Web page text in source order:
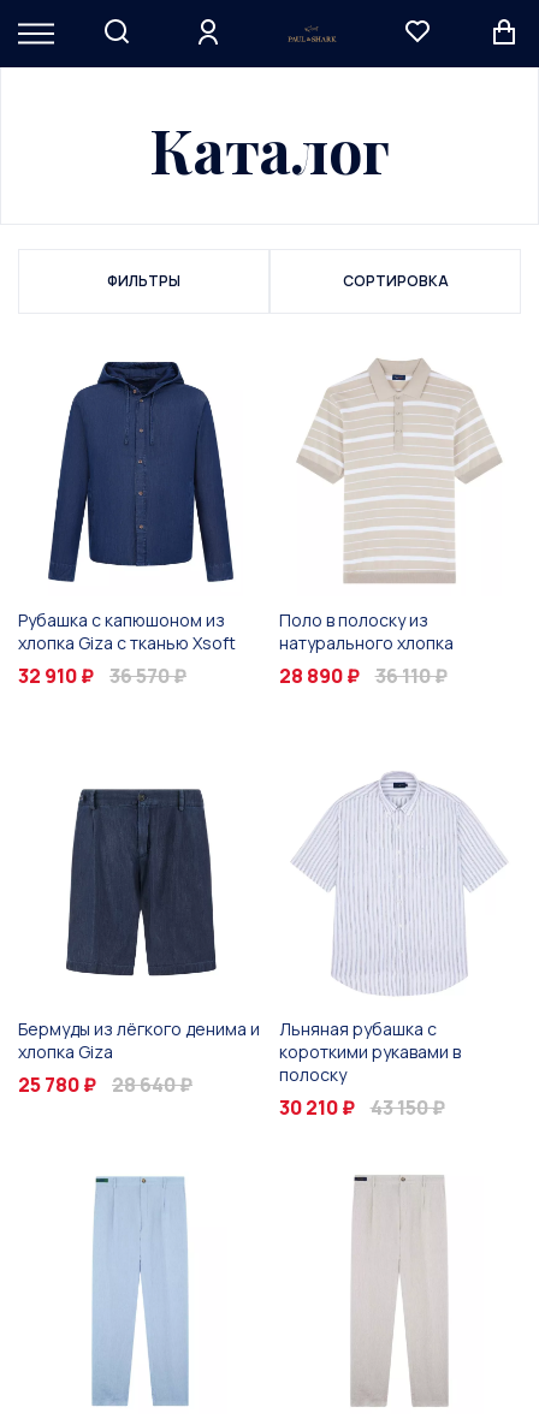
Каталог
ФИЛЬТРЫ СОРТИРОВКА
Рубашка с капюшоном из
хлопка Giza с тканью Xsoft
32 910 ₽ 36 570 ₽
Поло в полоску из
натурального хлопка
28 890 ₽ 36 110 ₽
Бермуды из лёгкого денима и
хлопка Giza
25 780 ₽ 28 640 ₽
Льняная рубашка с
короткими рукавами в
полоску
30 210 ₽ 43 150 ₽